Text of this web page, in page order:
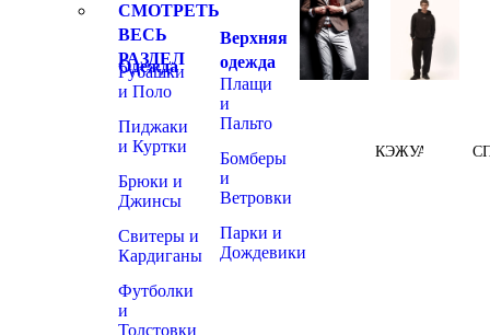
СМОТРЕТЬ
ВЕСЬ
РАЗДЕЛ
Одежда
Рубашки
и Поло
Пиджаки
и Куртки
Брюки и
Джинсы
Свитеры и
Кардиганы
Футболки
и
Толстовки
Верхняя
одежда
Плащи
и
Пальто
Бомберы
и
Ветровки
Парки и
Дождевики
КЭЖУАЛ